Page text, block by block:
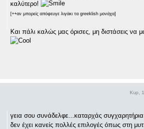
καλύτερο!
[++αν μπορείς απόφευγε λιγάκι τα greeklish μονάχα]
Και πάλι καλώς μας όρισες, μη διστάσεις να
Κυρ,
γεια σου συνάδελφε...καταρχάς
δεν έχει κανείς πολλές επιλογές όπως στη